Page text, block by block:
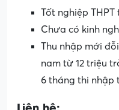
Tốt nghiệp THPT
Chưa có kinh
Thu nhập mới
nam từ 12 triệu
6 tháng thi nhập